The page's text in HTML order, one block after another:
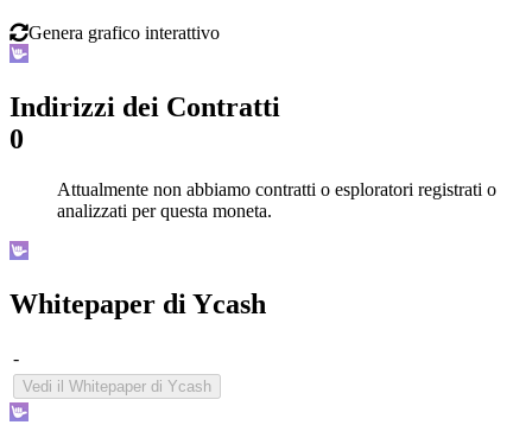
Genera grafico interattivo
Indirizzi dei Contratti
0
Attualmente non abbiamo contratti o esploratori registrati o
analizzati per questa moneta.
Whitepaper di Ycash
-
Vedi il Whitepaper di Ycash